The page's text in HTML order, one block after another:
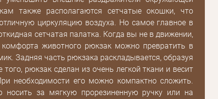
также располагаются сетчатые окошки, что
циркуляцию воздуха. Но самое главное в
сетчатая палатка. Когда вы не в движении,
животного рюкзак можно превратить в
Задняя часть рюкзака раскладывается, образуя
того, рюкзак сделан из очень легкой ткани и весит
необходимости его можно компактно сложить.
носить за мягкую прорезиненную ручку или на